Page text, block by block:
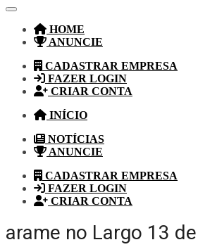
HOME
ANUNCIE
CADASTRAR EMPRESA
FAZER LOGIN
CRIAR CONTA
INÍCIO
NOTÍCIAS
ANUNCIE
CADASTRAR EMPRESA
FAZER LOGIN
CRIAR CONTA
arame no Largo 13